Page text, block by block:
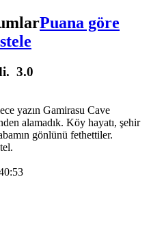
Puana göre
3.0
yazın Gamirasu Cave
alamadık. Köy hayatı, şehir
gönlünü fethettiler.